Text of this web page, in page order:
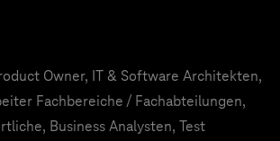
Owner, IT & Software Architekten,
Fachbereiche / Fachabteilungen,
Business Analysten, Test